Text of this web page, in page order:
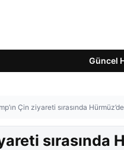
Güncel
Çin ziyareti sırasında